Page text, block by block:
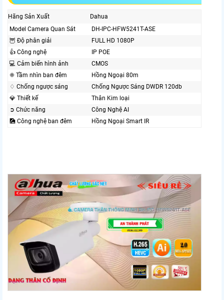
Hãng Sản Xuất
Dahua
Model Camera Quan Sát
DH-IPC-HFW5241T-ASE
🦉 Độ phân giải
FULL HD 1080P
👍 Công nghệ
IP POE
💻 Cảm biến hình ảnh
CMOS
❈ Tầm nhìn ban đêm
Hồng Ngoại 80m
♢ Chống ngược sáng
Chống Ngược Sáng DWDR 120db
💎 Thiết kế
Thân Kim loại
➲ Chức năng
Công Nghệ AI
🎑 Công nghệ ban đêm
Hồng Ngoại Smart IR